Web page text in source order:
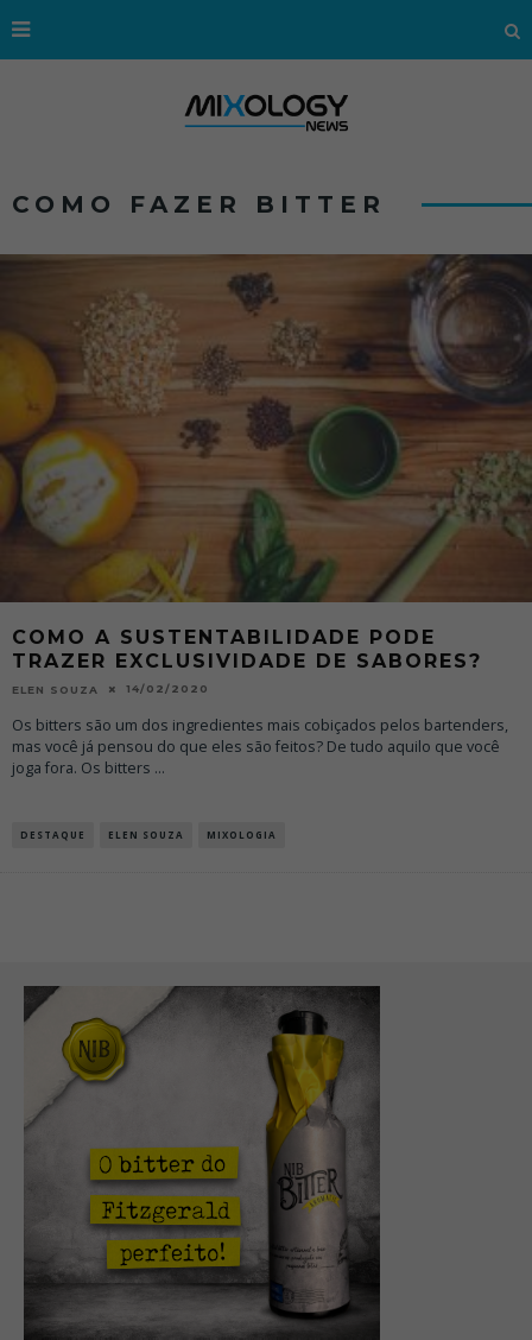
COMO FAZER BITTER
COMO A SUSTENTABILIDADE PODE
TRAZER EXCLUSIVIDADE DE SABORES?
ELEN SOUZA 14/02/2020
Os bitters são um dos ingredientes mais cobiçados pelos bartenders,
mas você já pensou do que eles são feitos? De tudo aquilo que você
joga fora. Os bitters ...
DESTAQUE ELEN SOUZA MIXOLOGIA